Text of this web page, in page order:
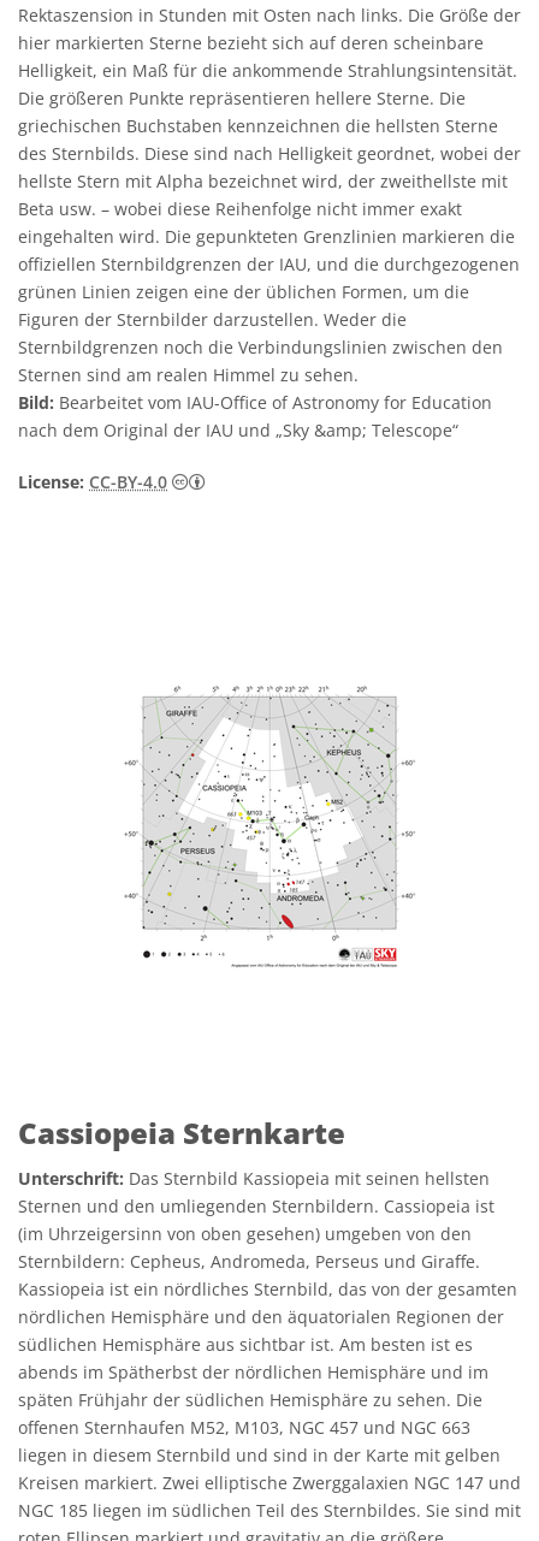
Rektaszension in Stunden mit Osten nach links. Die Größe der
hier markierten Sterne bezieht sich auf deren scheinbare
Helligkeit, ein Maß für die ankommende Strahlungsintensität.
Die größeren Punkte repräsentieren hellere Sterne. Die
griechischen Buchstaben kennzeichnen die hellsten Sterne
des Sternbilds. Diese sind nach Helligkeit geordnet, wobei der
hellste Stern mit Alpha bezeichnet wird, der zweithellste mit
Beta usw. – wobei diese Reihenfolge nicht immer exakt
eingehalten wird. Die gepunkteten Grenzlinien markieren die
offiziellen Sternbildgrenzen der IAU, und die durchgezogenen
grünen Linien zeigen eine der üblichen Formen, um die
Figuren der Sternbilder darzustellen. Weder die
Sternbildgrenzen noch die Verbindungslinien zwischen den
Sternen sind am realen Himmel zu sehen.
Bild: Bearbeitet vom IAU-Office of Astronomy for Education
nach dem Original der IAU und „Sky &amp; Telescope“
License: CC-BY-4.0 Creative Commons Namensnennung 4.0
Cassiopeia Sternkarte
Unterschrift: Das Sternbild Kassiopeia mit seinen hellsten
Sternen und den umliegenden Sternbildern. Cassiopeia ist
(im Uhrzeigersinn von oben gesehen) umgeben von den
Sternbildern: Cepheus, Andromeda, Perseus und Giraffe.
Kassiopeia ist ein nördliches Sternbild, das von der gesamten
nördlichen Hemisphäre und den äquatorialen Regionen der
südlichen Hemisphäre aus sichtbar ist. Am besten ist es
abends im Spätherbst der nördlichen Hemisphäre und im
späten Frühjahr der südlichen Hemisphäre zu sehen. Die
offenen Sternhaufen M52, M103, NGC 457 und NGC 663
liegen in diesem Sternbild und sind in der Karte mit gelben
Kreisen markiert. Zwei elliptische Zwerggalaxien NGC 147 und
NGC 185 liegen im südlichen Teil des Sternbildes. Sie sind mit